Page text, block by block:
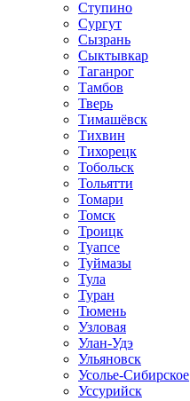
Ступино
Сургут
Сызрань
Сыктывкар
Таганрог
Тамбов
Тверь
Тимашёвск
Тихвин
Тихорецк
Тобольск
Тольятти
Томари
Томск
Троицк
Туапсе
Туймазы
Тула
Туран
Тюмень
Узловая
Улан-Удэ
Ульяновск
Усолье-Сибирское
Уссурийск